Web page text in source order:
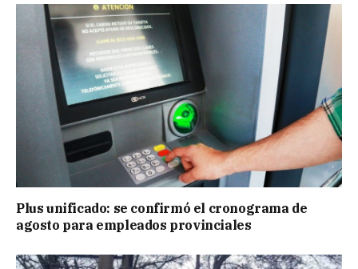
Plus unificado: se confirmó el cronograma de
agosto para empleados provinciales